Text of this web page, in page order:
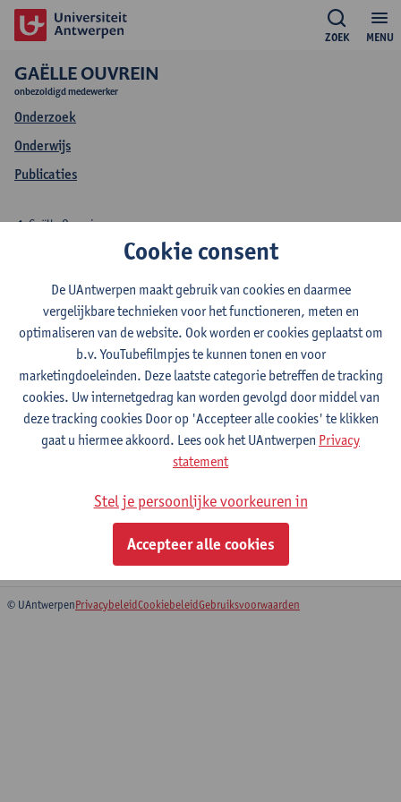
MENU
ZOEK
GAËLLE OUVREIN
onbezoldigd medewerker
Onderzoek
Onderwijs
Publicaties
Onderwijs Gaëlle
Ouvrein
Gaëlle Ouvrein
2020-2021 2019-2020
Interpersonal Communication
Bachelor in de communicatiewetenschappen
Schakelprogramma communicatiewetenschappen
Faculty of Social Sciences: overview of courses in English
© UAntwerpenPrivacybeleidCookiebeleidGebruiksvoorwaarden
Cookie consent
De UAntwerpen maakt gebruik van cookies en daarmee
vergelijkbare technieken voor het functioneren, meten en
optimaliseren van de website. Ook worden er cookies geplaatst om
b.v. YouTubefilmpjes te kunnen tonen en voor
marketingdoeleinden. Deze laatste categorie betreffen de tracking
cookies. Uw internetgedrag kan worden gevolgd door middel van
deze tracking cookies Door op 'Accepteer alle cookies' te klikken
gaat u hiermee akkoord. Lees ook het UAntwerpen Privacy
statement
Stel je persoonlijke voorkeuren in
Accepteer alle cookies